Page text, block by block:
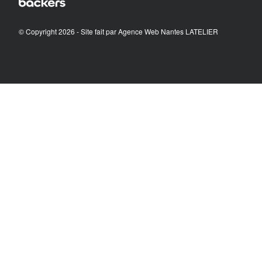
© Copyright 2026 - Site fait parAgence Web Nantes LATELIER